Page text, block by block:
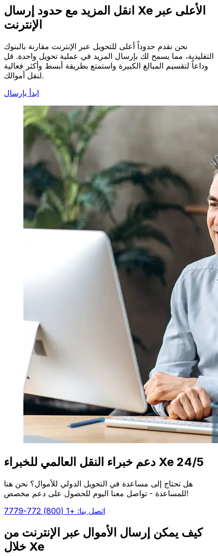
انقل المزيد مع حدود إرسال Xe الأعلى عبر
الإنترنت
نحن نقدم حدوداً أعلى للتحويل عبر الإنترنت مقارنة بالبنوك
التقليدية، مما يسمح لك بإرسال المزيد في عملية تحويل واحدة. قل
وداعاً لتقسيم المبالغ الكبيرة واستمتع بطريقة أبسط وأكثر فعالية
لنقل أموالك.
ابدأ بإرسال
دعم خبراء النقل العالمي للخبراء Xe 24/5
هل تحتاج إلى مساعدة في التحويل الدولي للأموال؟ نحن هنا
للمساعدة - تواصل معنا اليوم للحصول على دعم مخصص!
اتصل بنا: +1 (800) 772-7779
كيف يمكن إرسال الأموال عبر الإنترنت من
خلال Xe